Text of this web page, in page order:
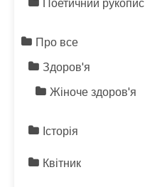
Поетичний рукопис
Про все
Здоров'я
Жіноче здоров'я
Історія
Квітник